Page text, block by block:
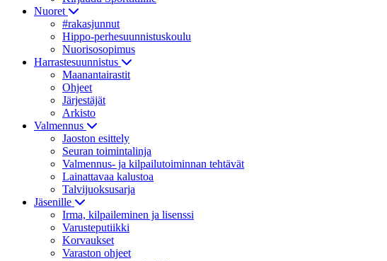
Nuoret
#rakasjunnut
Hippo-perhesuunnistuskoulu
Nuorisosopimus
Harrastesuunnistus
Maanantairastit
Ohjeet
Järjestäjät
Arkisto
Valmennus
Jaoston esittely
Seuran toimintalinja
Valmennus- ja kilpailutoiminnan tehtävät
Lainattavaa kalustoa
Talvijuoksusarja
Jäsenille
Irma, kilpaileminen ja lisenssi
Varusteputiikki
Korvaukset
Varaston ohjeet